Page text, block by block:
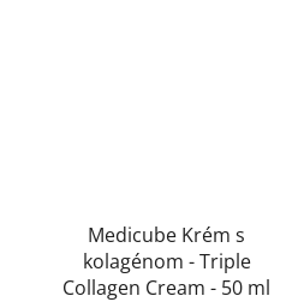
Medicube Krém s
kolagénom - Triple
Collagen Cream - 50 ml